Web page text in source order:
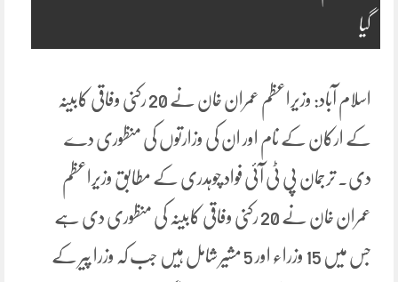
گیا
اسلام آباد: وزیراعظم عمران خان نے 20 رکنی وفاقی کابینہ
کے ارکان کے نام اور ان کی وزارتوں کی منظوری دے
دی۔ ترجمان پی ٹی آئی فواد چوہدری کے مطابق وزیراعظم
عمران خان نے 20 رکنی وفاقی کابینہ کی منظوری دی ہے
جس میں 15 وزراء اور 5 مشیر شامل ہیں جب کہ وزرا پیر کے